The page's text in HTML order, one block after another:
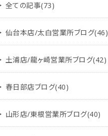
全ての記事(73)
仙台本店/太白営業所ブログ(46)
土浦店/龍ヶ崎営業所ブログ(42)
春日部店ブログ(40)
山形店/東根営業所ブログ(40)